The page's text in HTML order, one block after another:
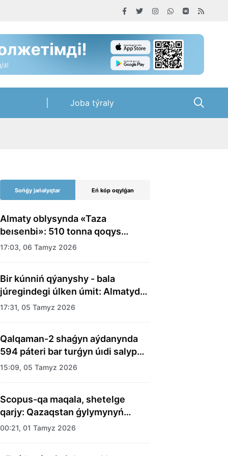
Joba týraly
Sońǵy jańalyqtar Eń kóp oqylǵan
Almaty oblysynda «Taza
beısenbi»: 510 tonna qoqys
shyǵaryldy
17:03, 06 Tamyz 2026
Bir kúnniń qýanyshy - bala
júregindegi úlken úmit: Almatyda
balalar úıiniń tárbıelenýshilerine
17:31, 05 Tamyz 2026
Qalqaman-2 shaǵyn aýdanynda
594 páteri bar turǵyn úıdi salyp
bitti
15:09, 05 Tamyz 2026
Scopus-qa maqala, shetelge
qarjy: Qazaqstan ǵylymynyń
esebi kimge kerek?
00:21, 01 Tamyz 2026